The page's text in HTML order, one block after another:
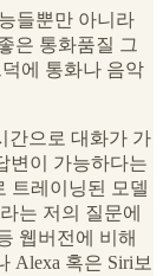
들뿐만 아니라
은 통화품질 그
에 통화나 음악
간으로 대화가 가
변이 가능하다는
트레이닝된 모델
는 저의 질문에
웹버전에 비해
Alexa 혹은 Siri보